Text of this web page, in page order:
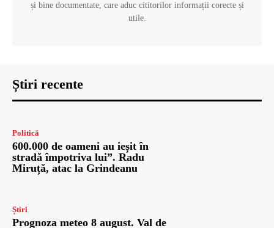
și bine documentate, care aduc cititorilor informații corecte și
utile.
Știri recente
Politică
600.000 de oameni au ieșit în
stradă împotriva lui”. Radu
Miruță, atac la Grindeanu
Știri
Prognoza meteo 8 august. Val de